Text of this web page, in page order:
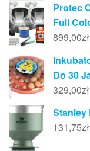
Protec
Full
899,00zł
Do 30
329,00zł
Stanley
131,75zł